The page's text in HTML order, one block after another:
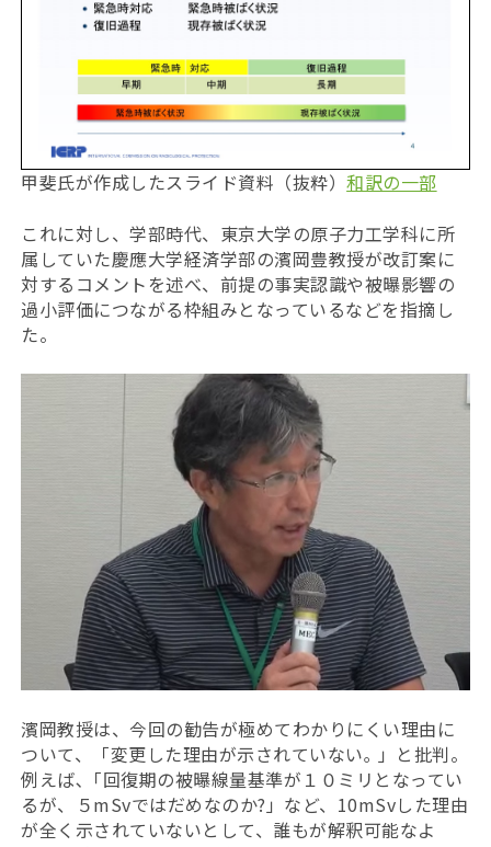
甲斐氏が作成したスライド資料（抜粋）和訳の一部
これに対し、学部時代、東京大学の原子力工学科に所
属していた慶應大学経済学部の濱岡豊教授が改訂案に
対するコメントを述べ、前提の事実認識や被曝影響の
過小評価につながる枠組みとなっているなどを指摘し
た。
濱岡教授は、今回の勧告が極めてわかりにくい理由に
ついて、「変更した理由が示されていない｡ 」と批判。
例えば､「回復期の被曝線量基準が１０ミリとなってい
るが、５mSvではだめなのか?」など、10mSvした理由
が全く示されていないとして、誰もが解釈可能なよ